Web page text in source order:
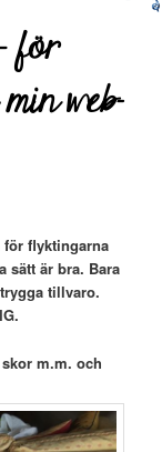
för
web-
flyktingarna
sätt är bra. Bara
tillvaro.
m.m. och